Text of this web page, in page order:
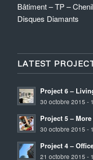
Bâtiment – TP –
Disques Diamants
LATEST
Project 6 –
30 octobre 2015 -
Project 5 –
30 octobre 2015 -
Project 4 –
21 octobre 2015 -